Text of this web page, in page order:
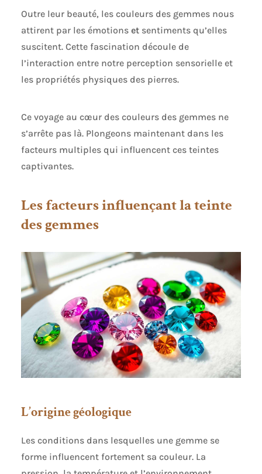
Outre leur beauté, les couleurs des gemmes nous
attirent par les émotions etsentiments qu’elles
suscitent. Cette fascination découle de
l’interaction entre notre perception sensorielle et
les propriétés physiques des pierres.
Ce voyage au cœur des couleurs des gemmes ne
s’arrête pas là. Plongeons maintenant dans les
facteurs multiples qui influencent ces teintes
captivantes.
Les facteurs influençant la teinte
des gemmes
L’origine géologique
Les conditions dans lesquelles une gemme se
forme influencent fortement sa couleur. La